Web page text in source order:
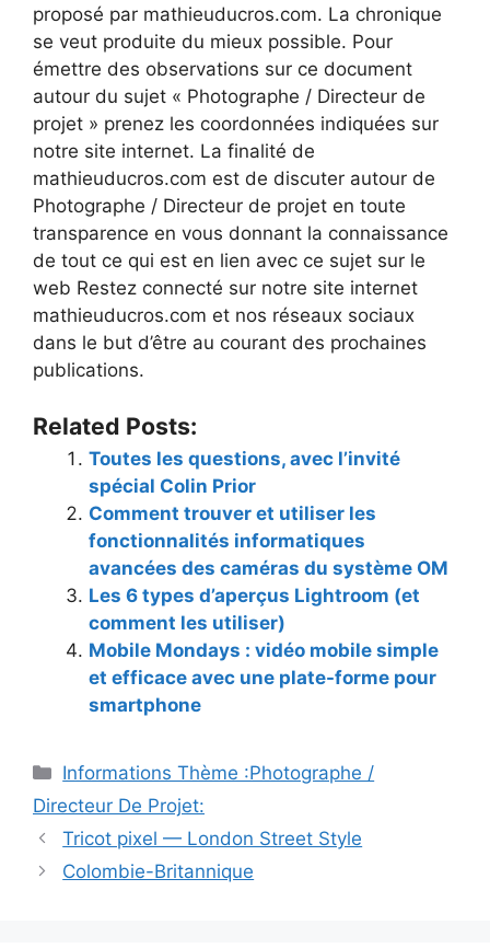
proposé par mathieuducros.com. La chronique
se veut produite du mieux possible. Pour
émettre des observations sur ce document
autour du sujet « Photographe / Directeur de
projet » prenez les coordonnées indiquées sur
notre site internet. La finalité de
mathieuducros.com est de discuter autour de
Photographe / Directeur de projet en toute
transparence en vous donnant la connaissance
de tout ce qui est en lien avec ce sujet sur le
web Restez connecté sur notre site internet
mathieuducros.com et nos réseaux sociaux
dans le but d’être au courant des prochaines
publications.
Related Posts:
Toutes les questions, avec l’invité
spécial Colin Prior
Comment trouver et utiliser les
fonctionnalités informatiques
avancées des caméras du système OM
Les 6 types d’aperçus Lightroom (et
comment les utiliser)
Mobile Mondays : vidéo mobile simple
et efficace avec une plate-forme pour
smartphone
Catégories
Informations Thème :Photographe /
Directeur De Projet:
Tricot pixel — London Street Style
Colombie-Britannique